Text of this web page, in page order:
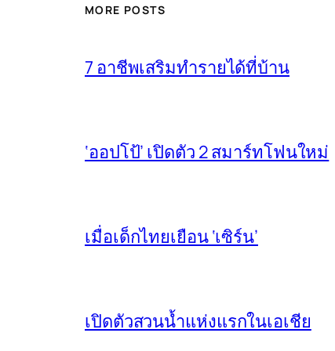
MORE POSTS
7 อาชีพเสริมทำรายได้ที่บ้าน
‘ออปโป้’ เปิดตัว 2 สมาร์ทโฟนใหม่
เมื่อเด็กไทยเยือน ‘เซิร์น’
เปิดตัวสวนน้ำแห่งแรกในเอเชีย